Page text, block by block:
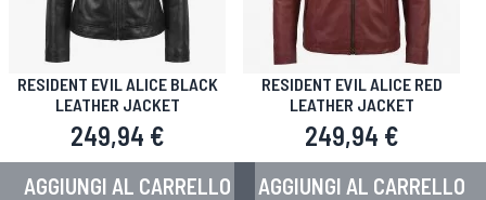
RESIDENT EVIL ALICE BLACK
LEATHER JACKET
249,94 €
AGGIUNGI AL CARRELLO
RESIDENT EVIL ALICE RED
LEATHER JACKET
249,94 €
AGGIUNGI AL CARRELLO